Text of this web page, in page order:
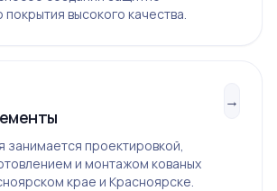
покрытия высокого качества.
занимается проектировкой,
и монтажом кованых
крае и Красноярске.
→